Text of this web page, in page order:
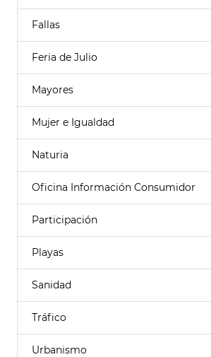
Fallas
Feria de Julio
Mayores
Mujer e Igualdad
Naturia
Oficina Información Consumidor
Participación
Playas
Sanidad
Tráfico
Urbanismo